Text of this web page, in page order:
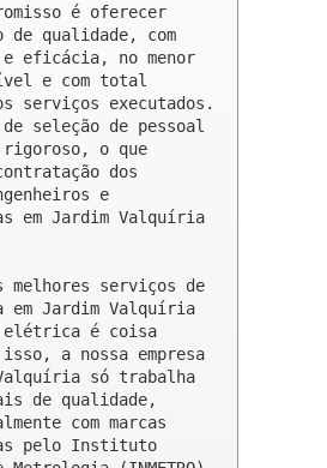
é oferecer
de qualidade, com
eficácia, no menor
e com total
serviços executados.
seleção de pessoal
o que
dos
e
em Jardim Valquíria
melhores serviços de
Jardim Valquíria
elétrica é coisa
a nossa empresa
só trabalha
de qualidade,
com marcas
pelo Instituto